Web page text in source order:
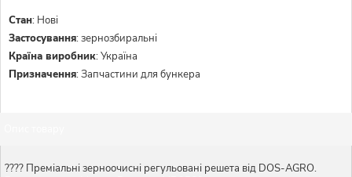
Стан: Нові
Застосування:зернозбиральні
Країна виробник:Україна
Призначення:Запчастини для бункера
???? Преміальні зерноочисні регульовані решета від DOS-AGRO.